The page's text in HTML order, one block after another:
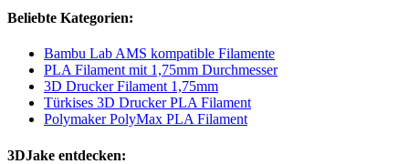
Beliebte Kategorien:
Bambu Lab AMS kompatible Filamente
PLA Filament mit 1,75mm Durchmesser
3D Drucker Filament 1,75mm
Türkises 3D Drucker PLA Filament
Polymaker PolyMax PLA Filament
3DJake entdecken: